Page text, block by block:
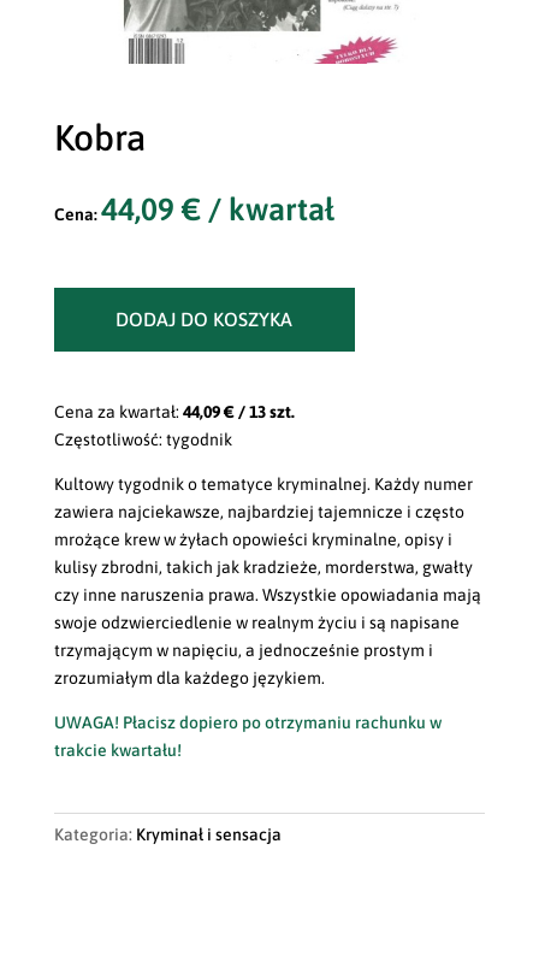
Kobra
44,09€/ kwartał
DODAJ DO KOSZYKA
Cena za kwartał: 44,09 € / 13 szt.
Częstotliwość: tygodnik
Kultowy tygodnik o tematyce kryminalnej. Każdy numer
zawiera najciekawsze, najbardziej tajemnicze i często
mrożące krew w żyłach opowieści kryminalne, opisy i
kulisy zbrodni, takich jak kradzieże, morderstwa, gwałty
czy inne naruszenia prawa. Wszystkie opowiadania mają
swoje odzwierciedlenie w realnym życiu i są napisane
trzymającym w napięciu, a jednocześnie prostym i
zrozumiałym dla każdego językiem.
UWAGA! Płacisz dopiero po otrzymaniu rachunku w
trakcie kwartału!
Kategoria: Kryminał i sensacja